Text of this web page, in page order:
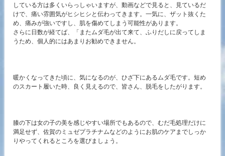
している方は多くいらっしゃいますが、動画などで見ると、見ているだ
けで、痛い雰囲気がヒシヒシと伝わってきます。一気に、ザット抜くた
め、痛みが強いですし、肌を傷めてしまう可能性があります。
さらに日数が経てば、「またムダ毛が出て来て、ふりだしに戻ってしま
うため、個人的にはあまりお勧めできません。
暖かくなってきた頃に、気になるのが、ひざ下にあるムダ毛です。短め
のスカート履いた時、良く見えるので、皆さん、脱毛をしたがります。
膝の下は女の子の美を感じやすい場所でもあるので、むだ毛処理だけに
満足せず、佐賀のミュゼプラチナムなどのようにお肌のケアまでしっか
りやってくれるところを選びましょう。